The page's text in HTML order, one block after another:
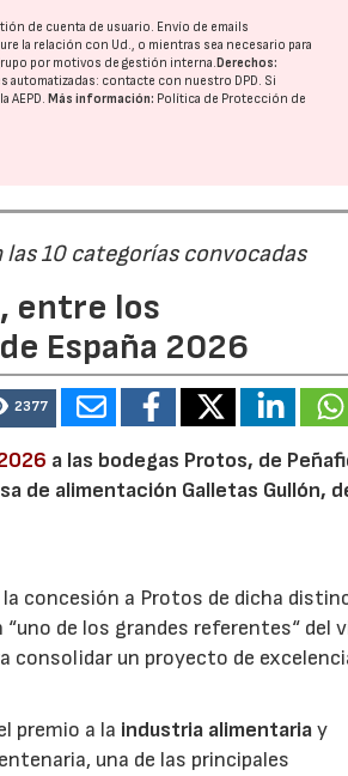
de cuenta de usuario. Envío de emails
la relación con Ud., o mientras sea necesario para
por motivos de gestión interna.Derechos:
automatizadas: contacte con nuestro DPD. Si
AEPD.Más información: Política de Protección de
10 categorías convocadas
entre los
España 2026
2377
a las bodegas Protos, de
de alimentación Galletas Gullón,
la concesión a Protos de dicha
de los grandes referentes“ del
consolidar un proyecto de
premio a la industria alimentariay
una de las principales